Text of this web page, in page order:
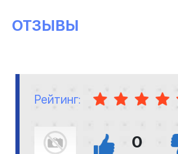
ОТЗЫВЫ
Рейтинг:
0